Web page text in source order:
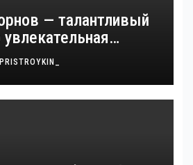
— талантливый
увлекательная
выдающиеся
и
из личной
PRISTROYKIN_